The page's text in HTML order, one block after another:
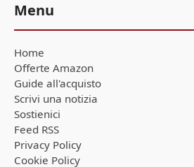
Menu
Home
Offerte Amazon
Guide all'acquisto
Scrivi una notizia
Sostienici
Feed RSS
Privacy Policy
Cookie Policy